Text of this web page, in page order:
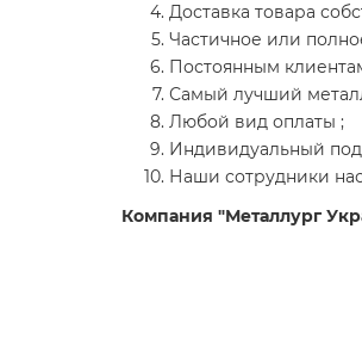
Доставка товара
Частичное или
Постоянным
Самый лучший
Любой вид оплаты ;
Индивидуальный
Наши сотрудники
Компания "Металлург